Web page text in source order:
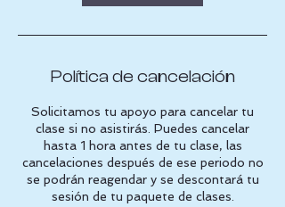
Política de cancelación
Solicitamos tu apoyo para cancelar tu
clase si no asistirás. Puedes cancelar
hasta 1 hora antes de tu clase, las
cancelaciones después de ese periodo no
se podrán reagendar y se descontará tu
sesión de tu paquete de clases.